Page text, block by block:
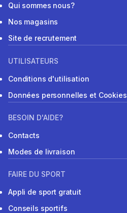
Qui sommes nous?
Nos magasins
Site de recrutement
UTILISATEURS
Conditions d'utilisation
Données personnelles et Cookies
BESOIN D'AIDE?
Contacts
Modes de livraison
FAIRE DU SPORT
Appli de sport gratuit
Conseils sportifs